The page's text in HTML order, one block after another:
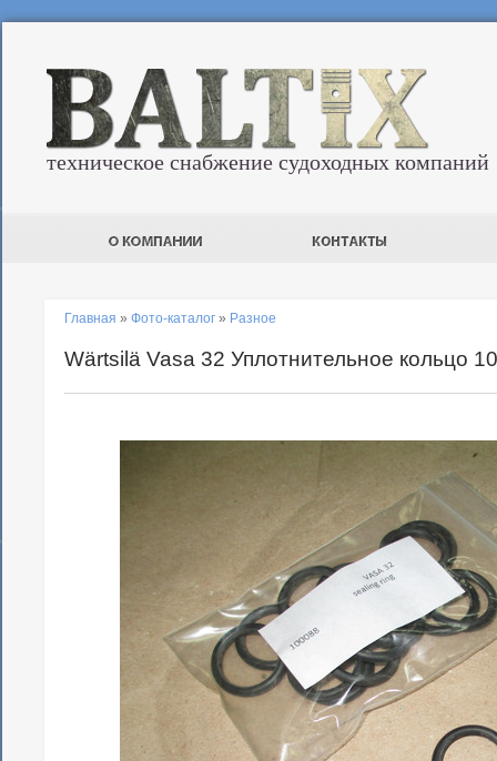
техническое снабжение судоходных компаний
Главная » Фото-каталог » Разное
Wärtsilä Vasa 32 Уплотнительное кольцо